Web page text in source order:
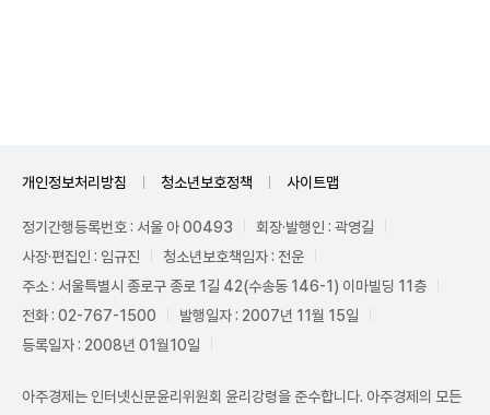
개인정보처리방침 청소년보호정책 사이트맵
정기간행등록번호 : 서울 아 00493
회장·발행인 : 곽영길
사장·편집인 : 임규진
청소년보호책임자 : 전운
주소 : 서울특별시 종로구 종로 1길 42(수송동 146-1) 이마빌딩 11층
전화 : 02-767-1500
발행일자 : 2007년 11월 15일
등록일자 : 2008년 01월10일
아주경제는 인터넷신문윤리위원회 윤리강령을 준수합니다. 아주경제의 모든